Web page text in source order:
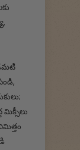
మిక్సీలు